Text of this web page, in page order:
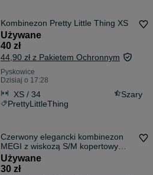
Kombinezon Pretty Little Thing XS
Używane
40 zł
44,90 zł z Pakietem Ochronnym
Pyskowice
Dzisiaj o 17:28
XS / 34
Szary
PrettyLittleThing
Czerwony elegancki kombinezon
MEGI z wiskozą S/M kopertowy
dekolt
Używane
30 zł